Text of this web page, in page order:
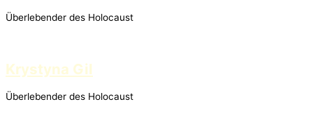
Überlebender des Holocaust
Krystyna Gil
Überlebender des Holocaust